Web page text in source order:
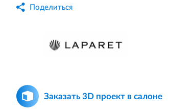
Поделиться
Заказать 3D проект в салоне